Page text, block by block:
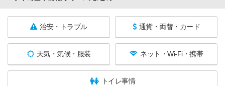
治安・トラブル 通貨・両替・カード
天気・気候・服装 ネット・Wi-Fi・携帯
トイレ事情